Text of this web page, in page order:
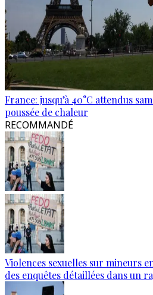
France: jusqu’à 40°C attendus
poussée de chaleur
RECOMMANDÉ
Violences sexuelles sur mineurs
des enquêtes détaillées dans un